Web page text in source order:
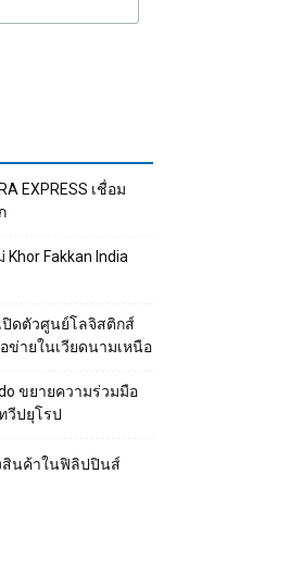
EXPRESS เชื่อม
Fakkan India
ปิดตัวศูนย์โลจิสติกส์
ข่ายในเวียดนามเหนือ
ขยายความร่วมมือ
วีปยุโรป
สินค้าในฟิลิปปินส์